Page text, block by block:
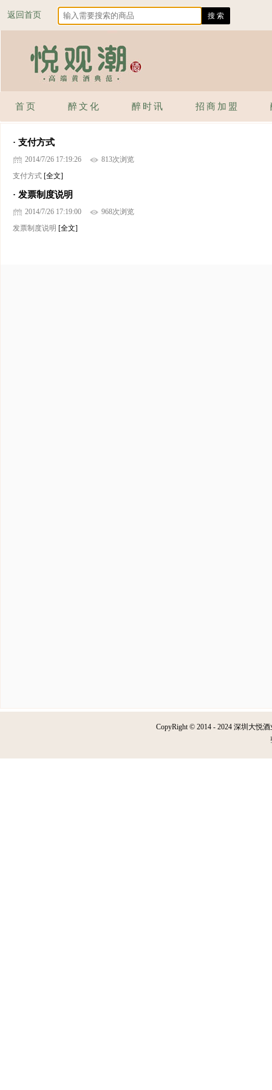
返回首页
首页 醉文化 醉时讯 招商加盟
· 支付方式
2014/7/26 17:19:26
813次浏览
支付方式 [全文]
· 发票制度说明
2014/7/26 17:19:00
968次浏览
发票制度说明 [全文]
CopyRight © 2014 - 2024 深圳大悦